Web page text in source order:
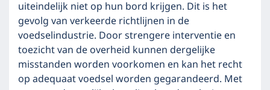
uiteindelijk niet op hun bord krijgen. Dit is het
gevolg van verkeerde richtlijnen in de
voedselindustrie. Door strengere interventie en
toezicht van de overheid kunnen dergelijke
misstanden worden voorkomen en kan het recht
op adequaat voedsel worden gegarandeerd. Met